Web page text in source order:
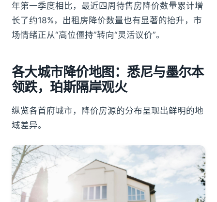
年第一季度相比，最近四周待售房降价数量累计增
长了约18%，出租房降价数量也有显著的抬升，市
场情绪正从“高位僵持”转向“灵活议价”。
各大城市降价地图：悉尼与墨尔本
领跌，珀斯隔岸观火
纵览各首府城市，降价房源的分布呈现出鲜明的地
域差异。